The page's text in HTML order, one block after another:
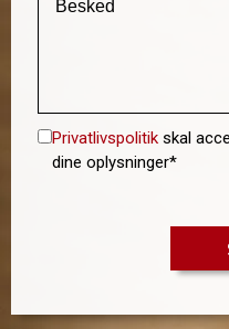
Privatlivspolitik skal
dine oplysninger*